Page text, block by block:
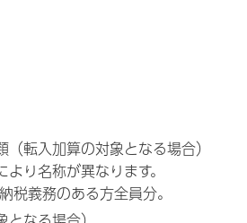
転入加算の対象となる場合）
り名称が異なります。
税義務のある方全員分。